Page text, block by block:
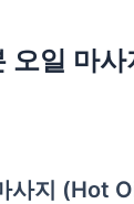
오일 마
사지 (Hot